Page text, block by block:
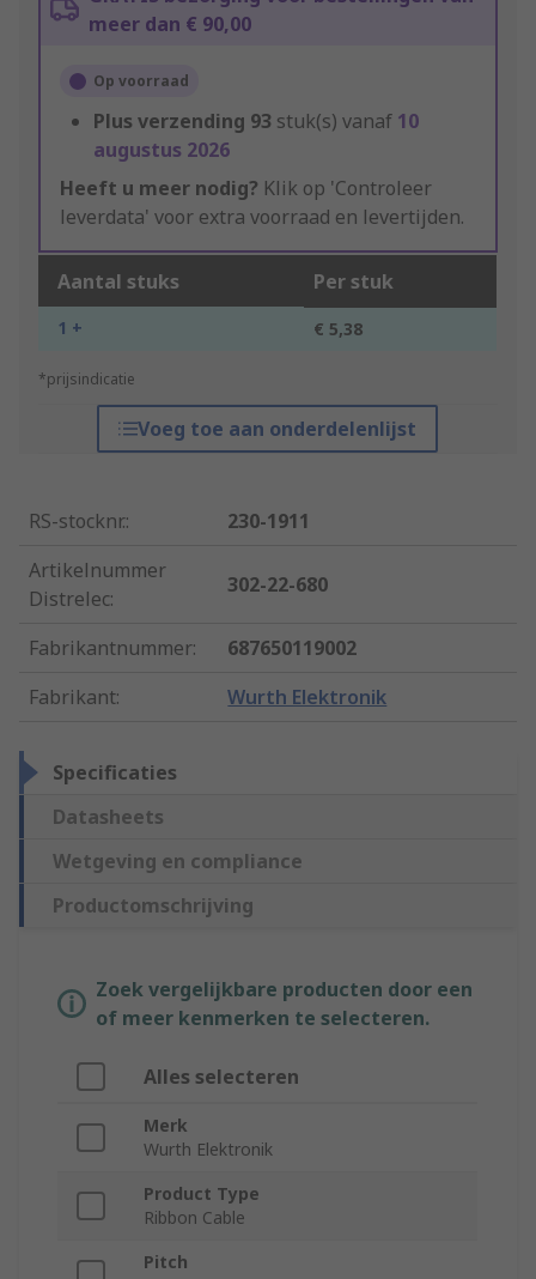
meer dan € 90,00
Op voorraad
Plus verzending 93 stuk(s) vanaf 10
augustus 2026
Heeft u meer nodig? Klik op 'Controleer
leverdata' voor extra voorraad en levertijden.
Aantal stuks Per stuk
1 + € 5,38
*prijsindicatie
Voeg toe aan onderdelenlijst
RS-stocknr.:
230-1911
Artikelnummer
Distrelec:
302-22-680
Fabrikantnummer:
687650119002
Fabrikant: Wurth Elektronik
Specificaties
Datasheets
Wetgeving en compliance
Productomschrijving
Zoek vergelijkbare producten door een
of meer kenmerken te selecteren.
Alles selecteren
Merk
Wurth Elektronik
Product Type
Ribbon Cable
Pitch